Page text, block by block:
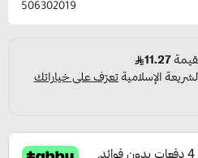
506302019